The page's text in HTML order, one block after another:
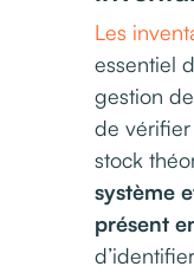
Les
essentiel
gestion
de
stock
système
présent